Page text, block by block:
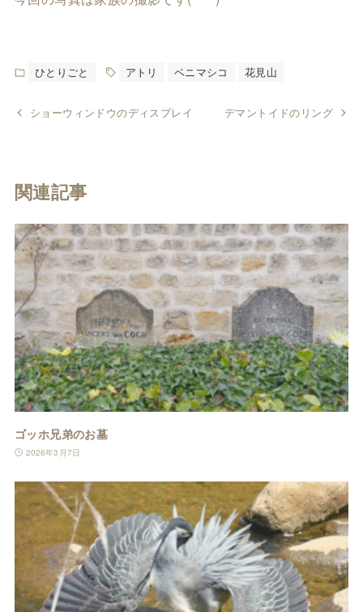
ひとりごと アトリ ベニマシコ 花見山
ショーウィンドウのディスプレイ デマントイドのリング
関連記事
ゴッホ兄弟のお墓
2026年3月7日